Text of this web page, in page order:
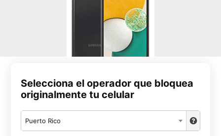
Selecciona el operador que bloquea
originalmente tu celular
Puerto Rico